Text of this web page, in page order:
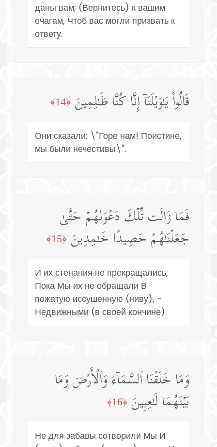
даны вам; (Вернитесь) к вашим
очагам, Чтоб вас могли призвать к
ответу.
قَالُوا۟ یَـٰوَیۡلَنَاۤ إِنَّا كُنَّا ظَـٰلِمِینَ ﴿14﴾
Они сказали: \"Горе нам! Поистине,
мы были нечестивы\".
فَمَا زَالَت تِّلۡكَ دَعۡوَىٰهُمۡ حَتَّىٰ
جَعَلۡنَـٰهُمۡ حَصِیدًا خَـٰمِدِینَ ﴿15﴾
И их стенания не прекращались,
Пока Мы их не обращали В
пожатую иссушенную (ниву), -
Недвижными (в своей кончине).
وَمَا خَلَقۡنَا ٱلسَّمَاۤءَ وَٱلۡأَرۡضَ وَمَا
بَیۡنَهُمَا لَـٰعِبِینَ ﴿16﴾
Не для забавы сотворили Мы И